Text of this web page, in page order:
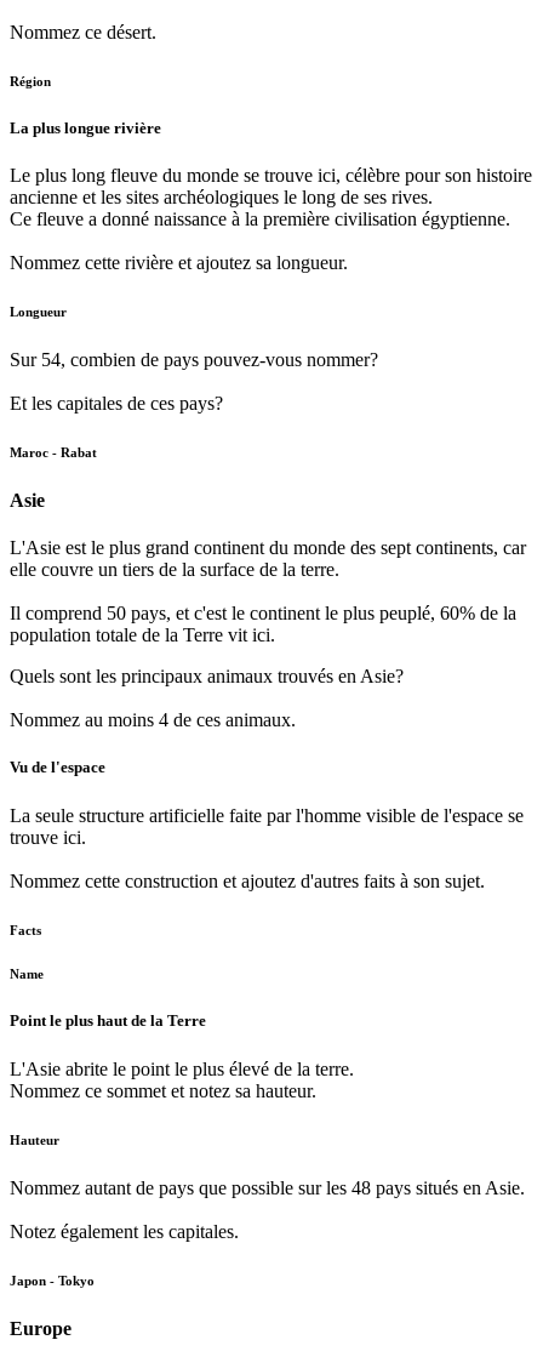
Nommez ce désert.
Région
La plus longue rivière
Le plus long fleuve du monde se trouve ici, célèbre pour son histoire
ancienne et les sites archéologiques le long de ses rives.
Ce fleuve a donné naissance à la première civilisation égyptienne.
Nommez cette rivière et ajoutez sa longueur.
Longueur
Sur 54, combien de pays pouvez-vous nommer?
Et les capitales de ces pays?
Maroc - Rabat
Asie
L'Asie est le plus grand continent du monde des sept continents, car
elle couvre un tiers de la surface de la terre.
Il comprend 50 pays, et c'est le continent le plus peuplé, 60% de la
population totale de la Terre vit ici.
Quels sont les principaux animaux trouvés en Asie?
Nommez au moins 4 de ces animaux.
Vu de l'espace
La seule structure artificielle faite par l'homme visible de l'espace se
trouve ici.
Nommez cette construction et ajoutez d'autres faits à son sujet.
Facts
Name
Point le plus haut de la Terre
L'Asie abrite le point le plus élevé de la terre.
Nommez ce sommet et notez sa hauteur.
Hauteur
Nommez autant de pays que possible sur les 48 pays situés en Asie.
Notez également les capitales.
Japon - Tokyo
Europe